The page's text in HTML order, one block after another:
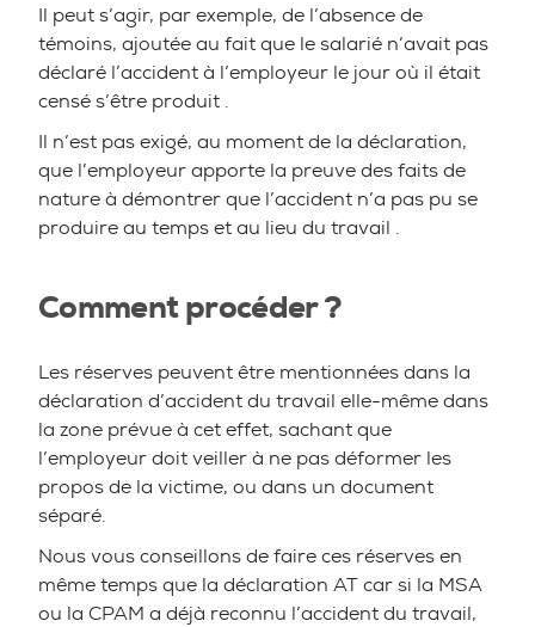
Il peut s’agir, par exemple, de l’absence de
témoins, ajoutée au fait que le salarié n’avait pas
déclaré l’accident à l’employeur le jour où il était
censé s’être produit .
Il n’est pas exigé, au moment de la déclaration,
que l’employeur apporte la preuve des faits de
nature à démontrer que l’accident n’a pas pu se
produire au temps et au lieu du travail .
Comment procéder ?
Les réserves peuvent être mentionnées dans la
déclaration d’accident du travail elle-même dans
la zone prévue à cet effet, sachant que
l’employeur doit veiller à ne pas déformer les
propos de la victime, ou dans un document
séparé.
Nous vous conseillons de faire ces réserves en
même temps que la déclaration AT car si la MSA
ou la CPAM a déjà reconnu l’accident du travail,